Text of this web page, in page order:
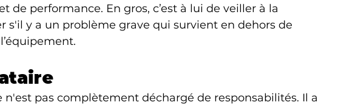
de performance. En gros, c’est à lui de veiller à la
s'il y a un problème grave qui survient en dehors de
n'est pas complètement déchargé de responsabilités. Il a